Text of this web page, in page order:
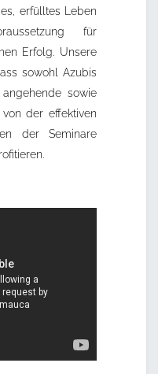
erfülltes Leben
für
Erfolg. Unsere
sowohl Azubis
sowie
der effektiven
der Seminare